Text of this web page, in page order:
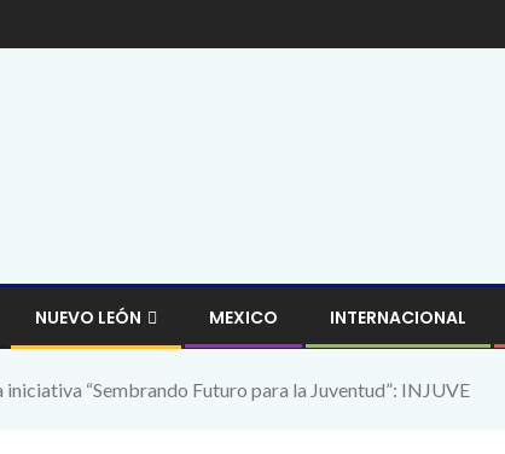
NUEVO LEÓN MEXICO INTERNACIONAL
“Sembrando Futuro para la Juventud”: INJUVE